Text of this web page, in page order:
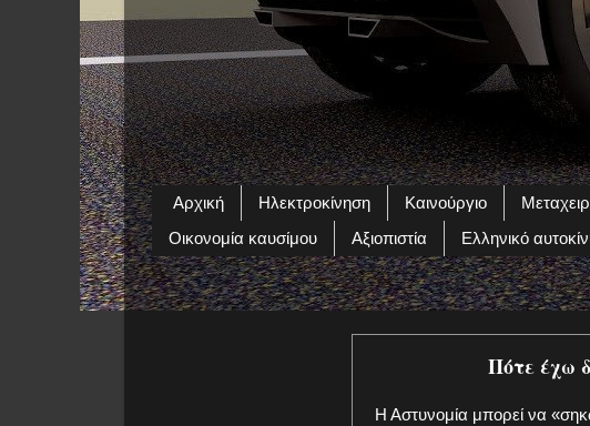
Αρχική Ηλεκτροκίνηση Καινούργιο
Οικονομία καυσίμου
Αξιοπιστία Ελληνικό
Πότε έχω
Η Αστυνομία μπορεί να